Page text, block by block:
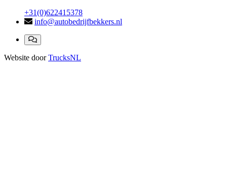
+31(0)622415378
info@autobedrijfbekkers.nl
Website door TrucksNL